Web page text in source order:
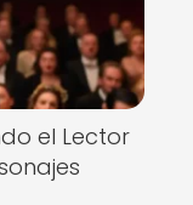
el Lector